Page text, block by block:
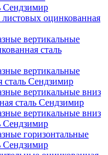
Сендзимир
оцинкованная
вертикальные
сталь
вертикальные
сталь Сендзимир
вертикальные вниз
сталь Сендзимир
вертикальные вниз
Сендзимир
горизонтальные
Сендзимир